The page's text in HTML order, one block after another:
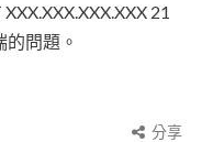
21
的問題。
分享